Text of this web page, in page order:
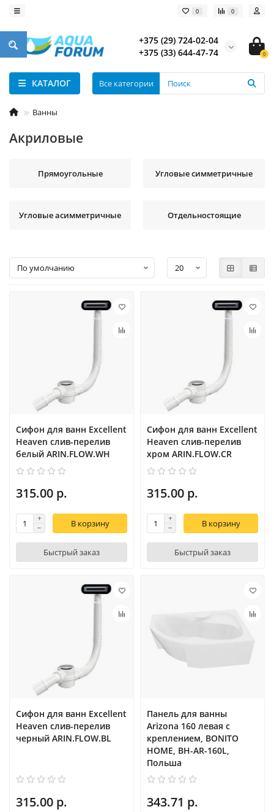
0 0
+375 (29) 724-02-04
+375 (33) 644-47-74
0
КАТАЛОГ Все категории
Ванны
Акриловые
Прямоугольные Угловые симметричные
Угловые асимметричные Отдельностоящие
Сифон для ванн Excellent
Heaven слив-перелив
белый ARIN.FLOW.WH
315.00 р.
В корзину
Быстрый заказ
Сифон для ванн Excellent
Heaven слив-перелив
хром ARIN.FLOW.CR
315.00 р.
В корзину
Быстрый заказ
Сифон для ванн Excellent
Heaven слив-перелив
черный ARIN.FLOW.BL
315.00 р.
Панель для ванны
Arizona 160 левая с
креплением, BONITO
HOME, BH-AR-160L,
Польша
343.71 р.